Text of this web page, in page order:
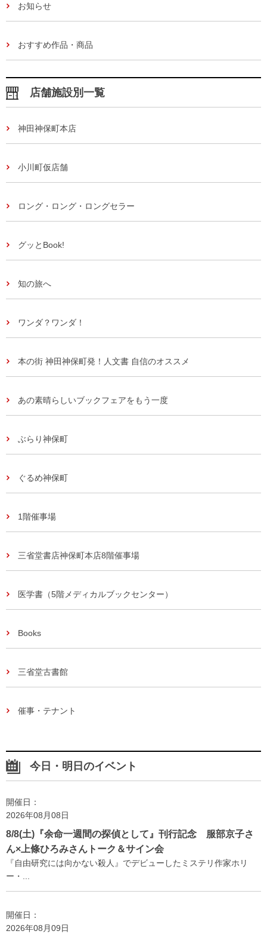
お知らせ
おすすめ作品・商品
店舗施設別一覧
神田神保町本店
小川町仮店舗
ロング・ロング・ロングセラー
グッとBook!
知の旅へ
ワンダ？ワンダ！
本の街 神田神保町発！人文書 自信のオススメ
あの素晴らしいブックフェアをもう一度
ぶらり神保町
ぐるめ神保町
1階催事場
三省堂書店神保町本店8階催事場
医学書（5階メディカルブックセンター）
Books
三省堂古書館
催事・テナント
今日・明日のイベント
開催日：
2026年08月08日
8/8(土)『余命一週間の探偵として』刊行記念 服部京子さ
ん×上條ひろみさんトーク＆サイン会
『自由研究には向かない殺人』でデビューしたミステリ作家ホリ
ー・...
開催日：
2026年08月09日